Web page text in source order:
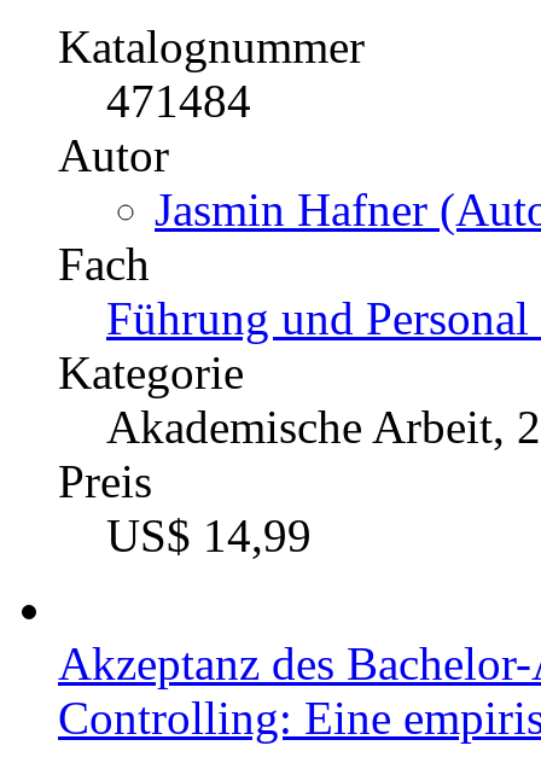
Katalognummer
471484
Autor
Jasmin Hafner
Fach
Führung und
Kategorie
Akademische Arbeit,
Preis
US$ 14,99
Akzeptanz des
Controlling: Eine